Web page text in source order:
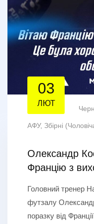
03
ЛЮТ
АФУ, Збірні
Олександр
Францію з
Головний тренер
футзалу
поразку від